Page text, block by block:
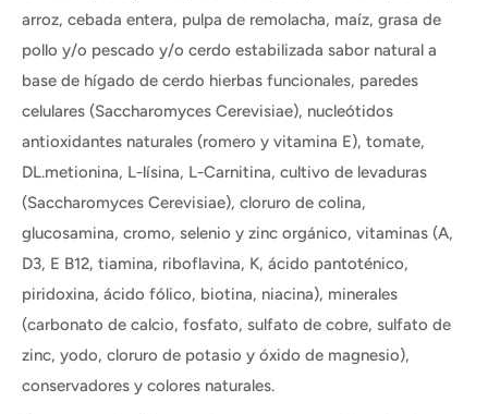
arroz, cebada entera, pulpa de remolacha, maíz, grasa de
pollo y/o pescado y/o cerdo estabilizada sabor natural a
base de hígado de cerdo hierbas funcionales, paredes
celulares (Saccharomyces Cerevisiae), nucleótidos
antioxidantes naturales (romero y vitamina E), tomate,
DL.metionina, L-lísina, L-Carnitina, cultivo de levaduras
(Saccharomyces Cerevisiae), cloruro de colina,
glucosamina, cromo, selenio y zinc orgánico, vitaminas (A,
D3, E B12, tiamina, riboflavina, K, ácido pantoténico,
piridoxina, ácido fólico, biotina, niacina), minerales
(carbonato de calcio, fosfato, sulfato de cobre, sulfato de
zinc, yodo, cloruro de potasio y óxido de magnesio),
conservadores y colores naturales.